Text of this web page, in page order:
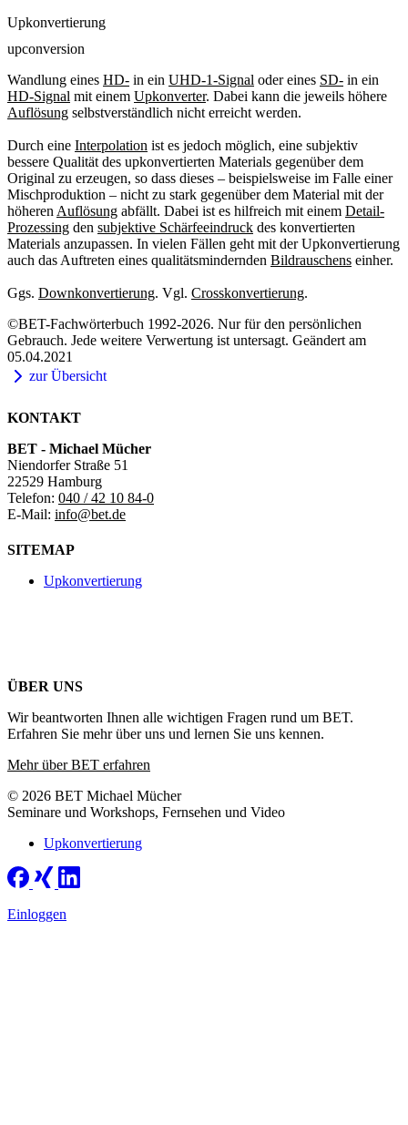
Upkonvertierung
upconversion
Wandlung eines HD- in ein UHD-1-Signal oder eines SD- in ein
HD-Signal mit einem Upkonverter. Dabei kann die jeweils höhere
Auflösung selbstverständlich nicht erreicht werden.
Durch eine Interpolation ist es jedoch möglich, eine subjektiv
bessere Qualität des upkonvertierten Materials gegenüber dem
Original zu erzeugen, so dass dieses – beispielsweise im Falle einer
Mischproduktion – nicht zu stark gegenüber dem Material mit der
höheren Auflösung abfällt. Dabei ist es hilfreich mit einem Detail-
Prozessing den subjektive Schärfeeindruck des konvertierten
Materials anzupassen. In vielen Fällen geht mit der Upkonvertierung
auch das Auftreten eines qualitätsmindernden Bildrauschens einher.
Ggs. Downkonvertierung. Vgl. Crosskonvertierung.
©BET-Fachwörterbuch 1992-2026. Nur für den persönlichen
Gebrauch. Jede weitere Verwertung ist untersagt. Geändert am
05.04.2021
zur Übersicht
KONTAKT
BET - Michael Mücher
Niendorfer Straße 51
22529 Hamburg
Telefon: 040 / 42 10 84-0
E-Mail: info@bet.de
SITEMAP
Upkonvertierung
ÜBER UNS
Wir beantworten Ihnen alle wichtigen Fragen rund um BET.
Erfahren Sie mehr über uns und lernen Sie uns kennen.
Mehr über BET erfahren
© 2026 BET Michael Mücher
Seminare und Workshops, Fernsehen und Video
Upkonvertierung
Einloggen